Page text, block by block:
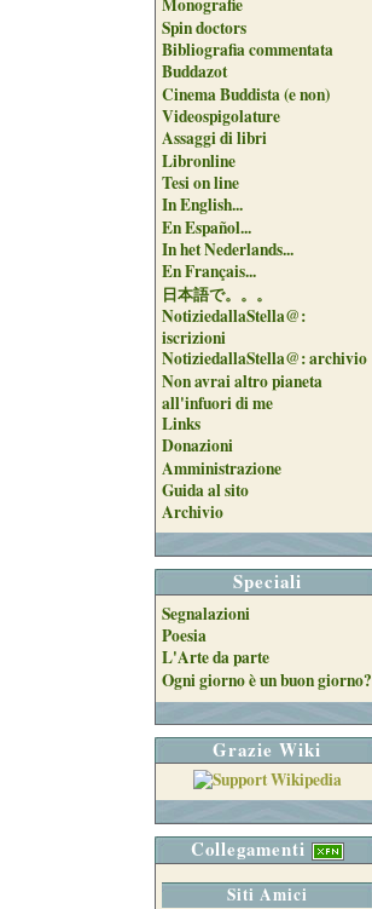
Monografie
Spin doctors
Bibliografia commentata
Buddazot
Cinema Buddista (e non)
Videospigolature
Assaggi di libri
Libronline
Tesi on line
In English...
En Español...
In het Nederlands...
En Français...
日本語で。。。
NotiziedallaStella@:
iscrizioni
NotiziedallaStella@: archivio
Non avrai altro pianeta
all'infuori di me
Links
Donazioni
Amministrazione
Guida al sito
Archivio
Speciali
Segnalazioni
Poesia
L'Arte da parte
Ogni giorno è un buon giorno?
Grazie Wiki
Collegamenti
Siti Amici